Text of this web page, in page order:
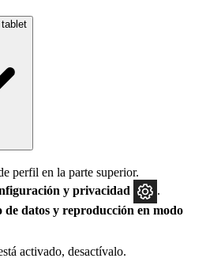
perfil en la parte superior.
y privacidad
datos y reproducción en modo
activado, desactívalo.